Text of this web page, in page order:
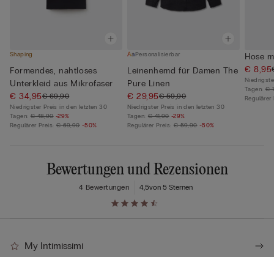
Shaping
Formendes, nahtloses
Unterkleid aus Mikrofaser
€ 34,95€ 69,90
Niedrigster Preis in den letzten 30
Tagen: € 48,90 -29%
Regulärer Preis: € 69,90 -50%
Personalisierbar
Leinenhemd für Damen The
Pure Linen
€ 29,95€ 59,90
Niedrigster Preis in den letzten 30
Tagen: € 41,90 -29%
Regulärer Preis: € 59,90 -50%
Hose
€ 8,95
Tagen: €
Bewertungen und Rezensionen
4,5von 5 Sternen
4 Bewertungen
My Intimissimi